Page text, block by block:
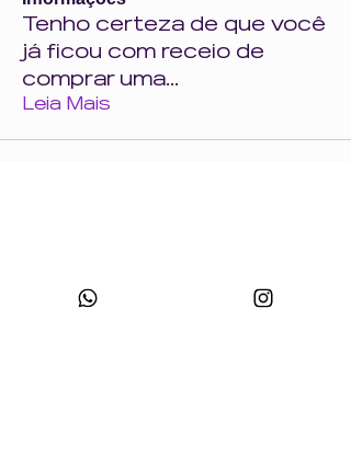
Tenho certeza de que você
já ficou com receio de
comprar uma...
Leia Mais